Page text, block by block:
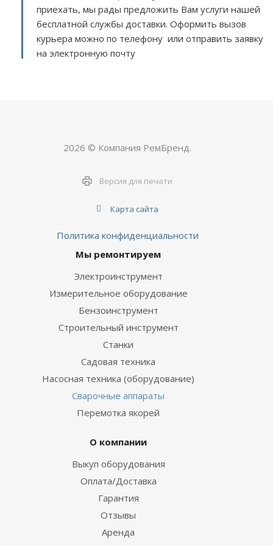
приехать, мы рады предложить Вам услуги нашей
бесплатной службы доставки. Оформить вызов
курьера можно по телефону или отправить заявку
на электронную почту
2026 © Компания РемБренд.
Версия для печати
Карта сайта
Политика конфиденциальности
Мы ремонтируем
Электроинструмент
Измерительное оборудование
Бензоинструмент
Строительный инструмент
Станки
Садовая техника
Насосная техника (оборудование)
Сварочные аппараты
Перемотка якорей
О компании
Выкуп оборудования
Оплата/Доставка
Гарантия
Отзывы
Аренда